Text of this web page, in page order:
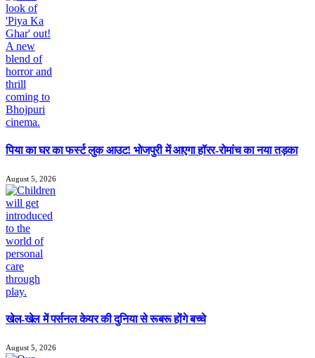
पिया का घर का फर्स्ट लुक आउट! भोजपुरी में आएगा हॉरर-रोमांच का नया तड़का
August 5, 2026
खेल-खेल में पर्सनल केयर की दुनिया से रूबरू होंगे बच्चे
August 5, 2026